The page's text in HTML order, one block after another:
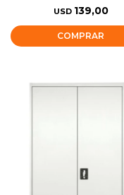
USD 139,00